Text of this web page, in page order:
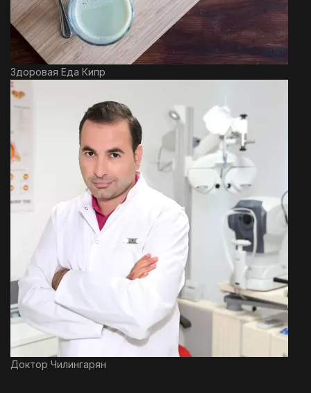
Здоровая Еда Кипр
Доктор Чилингарян